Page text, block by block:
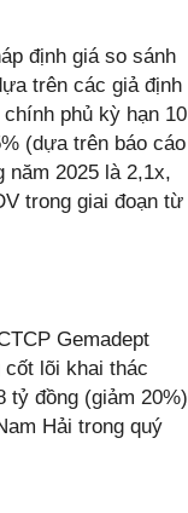
định giá so sánh
trên các giả định
phủ kỳ hạn 10
(dựa trên báo cáo
năm 2025 là 2,1x,
trong giai đoạn từ
Gemadept
cốt lõi khai thác
tỷ đồng (giảm
Hải trong quý